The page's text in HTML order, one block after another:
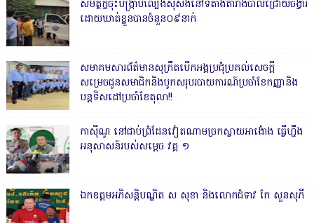
សមត្ថកិ្ចចុះបង្ក្រាបល្បែងស៊ីសងនៅទីតាំងតារាងបាល់ជ្រោយចង្វារ
ដោយឃាត់ខ្លួនបានចំនួន០៩នាក់
សមាគមសារព័ត៌មានសុក្រឹតបើកអង្គប្រជុំប្រគល់សេចក្តី
សម្រេចជូនសមាជិកនិងបូកសរុបរបាយការណ៍ប្រចាំខែកញ្ញានិង
បន្តទិសដៅប្រចាំខែតុលា!!
កាសុីណូ នៅជាប់ព្រំដែនវៀតណាមច្រកស្វាយអាង៉ោង ធ្វើហ្នឹង
អនុសាសន៍របស់សម្ដេច វគ្គ ១
ឯកឧត្តមអភិសន្តិបណ្ឌិត ស សុខា និងលោកជំទាវ កែ សួនសុភី